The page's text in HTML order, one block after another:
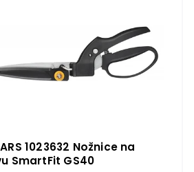
1023632 Nožnice na
SmartFit GS40